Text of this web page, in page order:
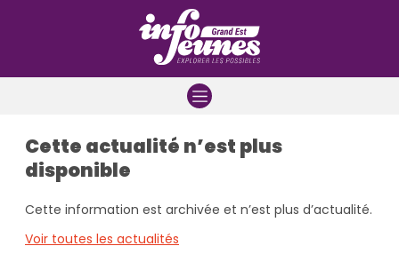
Cette actualité n’est plus
disponible
Cette information est archivée et n’est plus d’actualité.
Voir toutes les actualités